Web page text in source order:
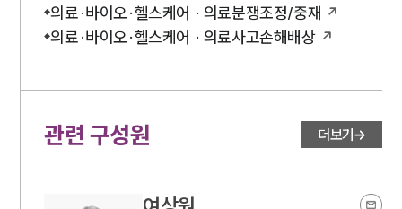
의료·바이오·헬스케어 · 의료분쟁조정/중재
의료·바이오·헬스케어 · 의료사고손해배상
관련 구성원 더보기